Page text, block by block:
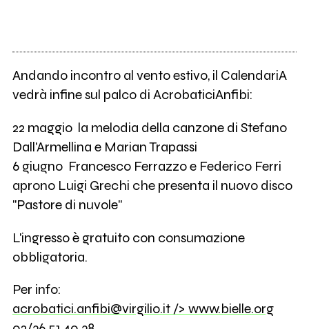
Andando incontro al vento estivo, il CalendariA
vedrà infine sul palco di AcrobaticiAnfibi:
22 maggio ­ la melodia della canzone di Stefano
Dall'Armellina e Marian Trapassi
6 giugno ­ Francesco Ferrazzo e Federico Ferri
aprono Luigi Grechi che presenta il nuovo disco
"Pastore di nuvole"
L'ingresso è gratuito con consumazione
obbligatoria.
Per info:
acrobatici.anfibi@virgilio.it/> www.bielle.org